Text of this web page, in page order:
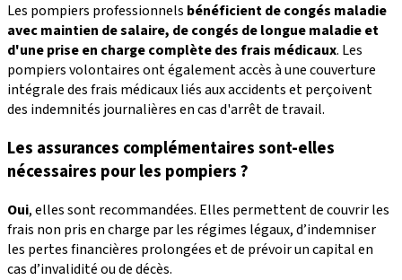
Les pompiers professionnels bénéficient de congés maladie
avec maintien de salaire, de congés de longue maladie et
d'une prise en charge complète des frais médicaux. Les
pompiers volontaires ont également accès à une couverture
intégrale des frais médicaux liés aux accidents et perçoivent
des indemnités journalières en cas d'arrêt de travail.
Les assurances complémentaires sont-elles
nécessaires pour les pompiers ?
Oui, elles sont recommandées. Elles permettent de couvrir les
frais non pris en charge par les régimes légaux, d’indemniser
les pertes financières prolongées et de prévoir un capital en
cas d’invalidité ou de décès.